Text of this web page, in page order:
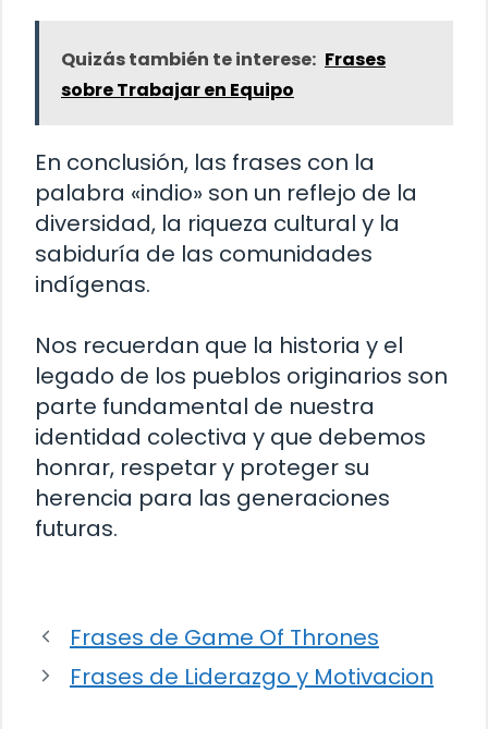
Quizás también te interese: Frases
sobre Trabajar en Equipo
En conclusión, las frases con la
palabra «indio» son un reflejo de la
diversidad, la riqueza cultural y la
sabiduría de las comunidades
indígenas.
Nos recuerdan que la historia y el
legado de los pueblos originarios son
parte fundamental de nuestra
identidad colectiva y que debemos
honrar, respetar y proteger su
herencia para las generaciones
futuras.
Frases de Game Of Thrones
Frases de Liderazgo y Motivacion